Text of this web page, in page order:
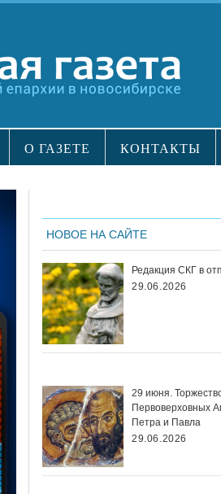
О ГАЗЕТЕ КОНТАКТЫ
НОВОЕ НА САЙТЕ
Редакция СКГ в
29.06.2026
29 июня.
Первоверховных
Петра и Павла
29.06.2026